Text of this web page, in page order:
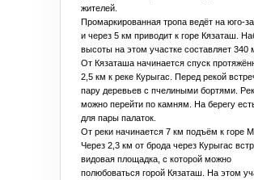
жителей.
Промаркированная тропа ведёт на юго-
и через 5 км приводит к горе Кязаташ.
высоты на этом участке составляет 340
От Кязаташа начинается спуск
2,5 км к реке Курыгас. Перед рекой
пару деревьев с пчелиными бортями.
можно перейти по камням. На берегу
для пары палаток.
От реки начинается 7 км подъём к горе
Через 2,3 км от брода через Курыгас
видовая площадка, с которой можно
полюбоваться горой Кязаташ. На этом